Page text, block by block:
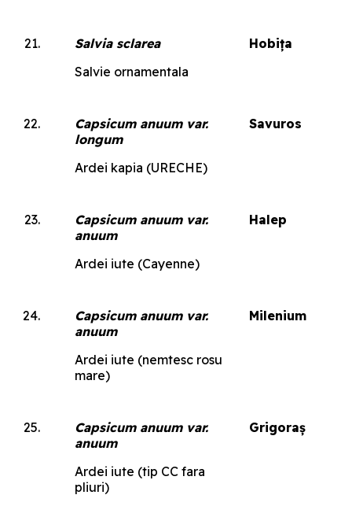
Salvia sclarea
Salvie ornamentala
Hobița
Capsicum anuum var.
longum
Ardei kapia (URECHE)
Savuros
Capsicum anuum var.
anuum
Ardei iute (Cayenne)
Halep
Capsicum anuum var.
anuum
Ardei iute (nemtesc rosu
mare)
Milenium
Capsicum anuum var.
anuum
Ardei iute (tip CC fara
pliuri)
Grigoraș